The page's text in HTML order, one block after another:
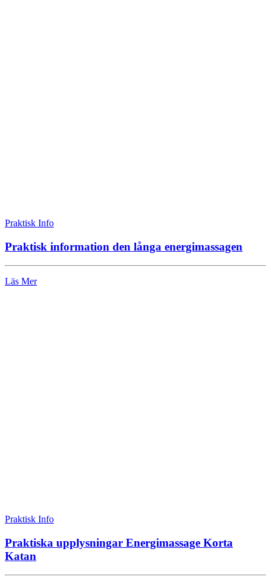
Praktisk Info
Praktisk information den långa energimassagen
Läs Mer
Praktisk Info
Praktiska upplysningar Energimassage Korta
Katan